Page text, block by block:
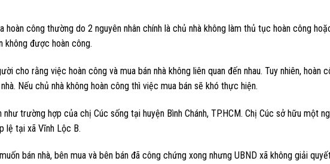
hoàn công thường do 2 nguyên nhân chính là chủ nhà không làm thủ tục hoàn công
không được hoàn công.
cho rằng việc hoàn công và mua bán nhà không liên quan đến nhau. Tuy nhiên,
Nếu chủ nhà không hoàn công thì việc mua bán sẽ khó thực hiện.
như trường hợp của chị Cúc sống tại huyện Bình Chánh, TP.HCM. Chị Cúc sở hữu một
lệ tại xã Vĩnh Lộc B.
bán nhà, bên mua và bên bán đã công chứng xong nhưng UBND xã không giải